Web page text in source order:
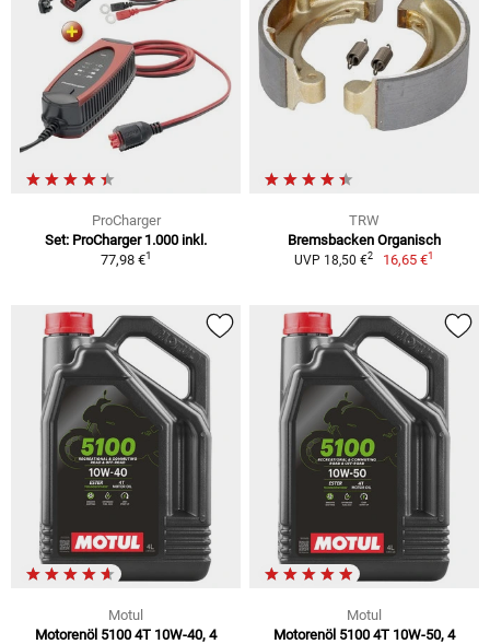
ProCharger
Set: ProCharger 1.000 inkl.
77,98 €1
TRW
Bremsbacken Organisch
UVP 18,50 €2 16,65 €1
Motul
Motorenöl 5100 4T 10W-40, 4
Motul
Motorenöl 5100 4T 10W-50, 4